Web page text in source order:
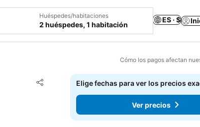
Huéspedes/habitaciones
2 huéspedes, 1 habitación
ES · $
Cómo los pagos afectan
Compartir
Agregar a favoritos
Elige fechas para ver los precios
Ver precios